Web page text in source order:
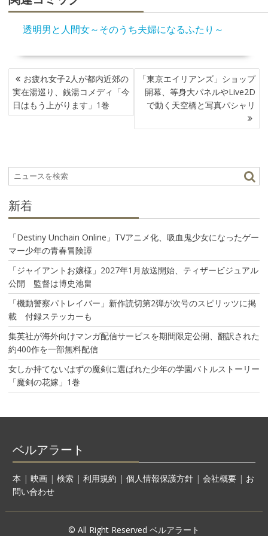
透明男と人間女～そのうち夫婦になるふたり～
投
稿
ナ
ビ
ョ
ン
お疲れ女子2人が都内近郊の
実在湯巡り、銭湯コメディ「今
日はもう上がります」1巻
「東京エイリアンズ」ショップ
開幕、等身大パネルやLive2D
で動く天空橋と写真パシャリ
新着
「Destiny Unchain Online」TVアニメ化、吸血鬼少女になったゲー
マー少年の青春冒険譚
「ジャイアントお嬢様」2027年1月放送開始、ティザービジュアル
公開 監督は博史池畠
「機動警察パトレイバー」新作読切第2弾が次号のスピリッツに掲
載 付録ステッカーも
集英社が海外向けマンガ配信サービスを期間限定公開、翻訳された
約400作を一部無料配信
女しか持てないはずの魔剣に選ばれた少年の学園バトルストーリー
「魔剣の花嫁」1巻
ベルアラート
本 | 映画| 検索| 利用規約 | 個人情報保護方針| 会社概要| お
問い合わせ
© All Right Reserved ベルアラート